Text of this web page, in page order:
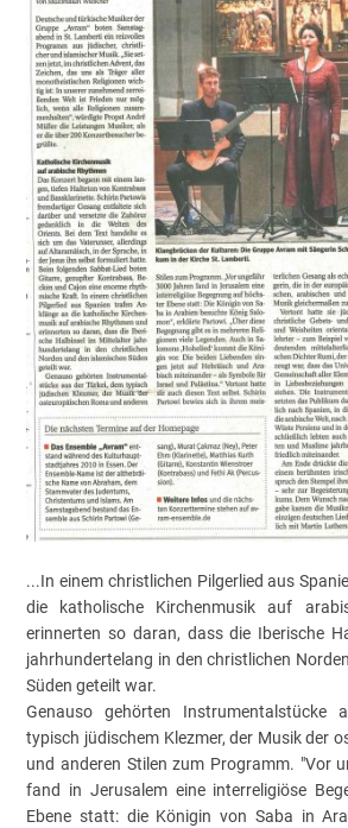
...In einem christlichen Pilgerlied aus
die katholische Kirchenmusik auf
erinnerten so daran, dass die Iberische
jahrhundertelang in den christlichen
Süden geteilt war.
Genauso gehörten Instrumentalstücke
typisch jüdischem Klezmer, der Musik der
und anderen Stilen zum Programm. "Vor
fand in Jerusalem eine interreligiöse
Ebene statt: die Königin von Saba in